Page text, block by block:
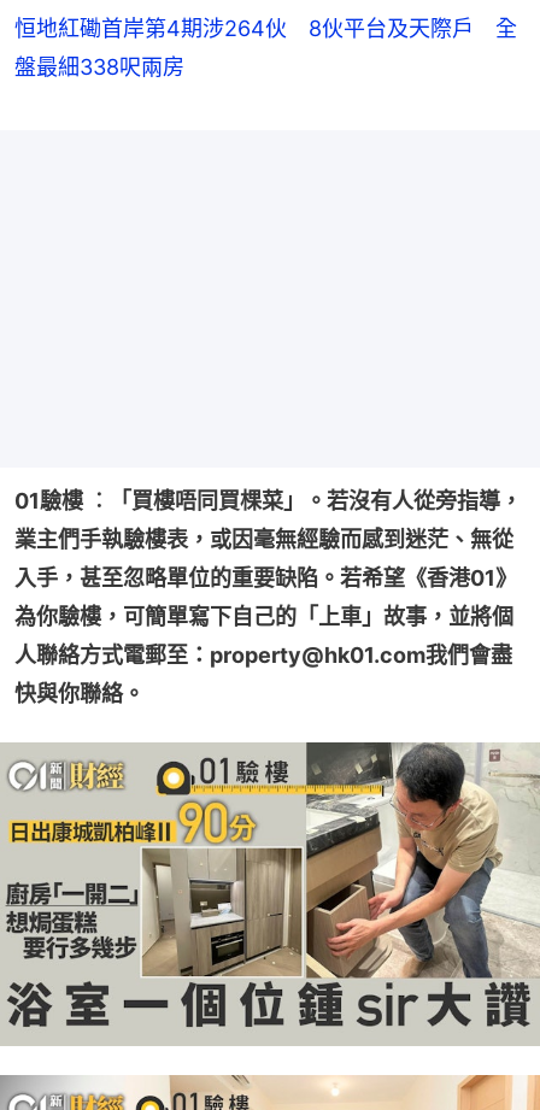
恒地紅磡首岸第4期涉264伙 8伙平台及天際戶 全
盤最細338呎兩房
01驗樓 ︰「買樓唔同買棵菜」。若沒有人從旁指導，
業主們手執驗樓表，或因毫無經驗而感到迷茫、無從
入手，甚至忽略單位的重要缺陷。若希望《香港01》
為你驗樓，可簡單寫下自己的「上車」故事，並將個
人聯絡方式電郵至：property@hk01.com我們會盡
快與你聯絡。